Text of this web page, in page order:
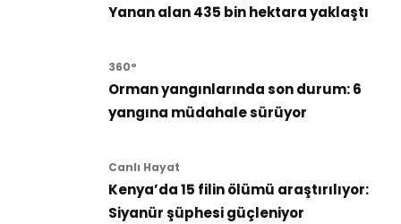
Yanan alan 435 bin hektara yaklaştı
360°
Orman yangınlarında son durum: 6
yangına müdahale sürüyor
Canlı Hayat
Kenya’da 15 filin ölümü araştırılıyor:
Siyanür şüphesi güçleniyor